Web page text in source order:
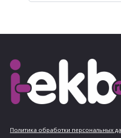
Политика обработки персональных